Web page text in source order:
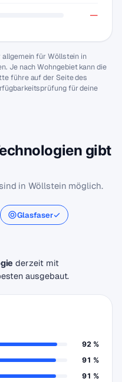
—
für Wöllstein in
Je nach Wohngebiet kann die
führe auf der Seite des
für deine
gibt
in Wöllstein möglich.
Glasfaser
derzeit mit
ausgebaut.
92 %
91 %
91 %